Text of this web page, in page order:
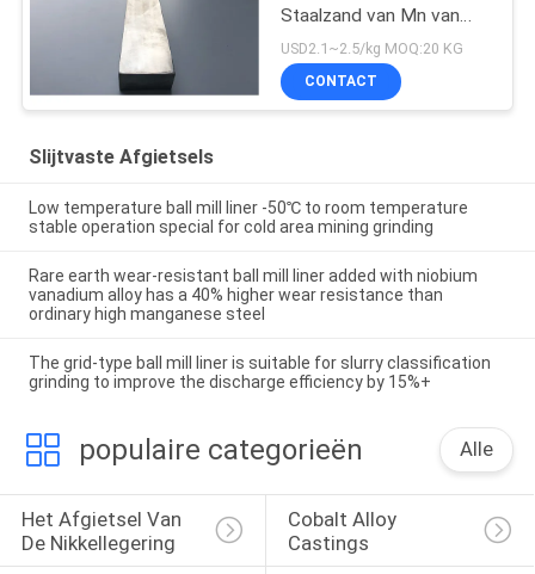
Staalzand van Mn van
het Mangaanstaal
AS2074 H1A Hoge
USD2.1~2.5/kg MOQ:20 KG
CONTACT
Slijtvaste Afgietsels
Low temperature ball mill liner -50℃ to room temperature
stable operation special for cold area mining grinding
Rare earth wear-resistant ball mill liner added with niobium
vanadium alloy has a 40% higher wear resistance than
ordinary high manganese steel
The grid-type ball mill liner is suitable for slurry classification
grinding to improve the discharge efficiency by 15%+
populaire categorieën Alle
Het Afgietsel Van
De Nikkellegering
Cobalt Alloy
Castings